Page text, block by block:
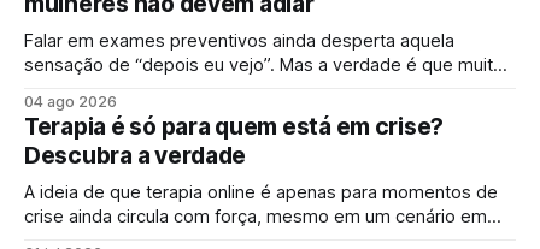
Falar em exames preventivos ainda desperta aquela
sensação de “depois eu vejo”. Mas a verdade é que muitas
evidente. É justamente por isso que o check-up e o
acompanhamento periódico ganham cada vez mais
espaço: identificar alterações antes dos sintomas
aparecerem
04 ago 2026
Terapia é só para quem está em crise?
Descubra a verdade
A ideia de que terapia online é apenas para momentos de
crise ainda circula com força, mesmo em um cenário em